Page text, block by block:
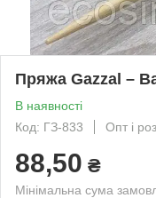
Пряжа Gazzal –
В наявності
Код: ГЗ-833
Опт і
88,50 ₴
Мінімальна сума